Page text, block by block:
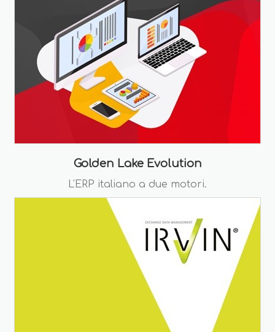
Golden Lake Evolution
L'ERP italiano a due motori.